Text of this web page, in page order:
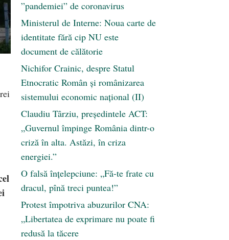
”pandemiei” de coronavirus
Ministerul de Interne: Noua carte de
identitate fără cip NU este
document de călătorie
Nichifor Crainic, despre Statul
Etnocratic Român şi românizarea
sistemului economic naţional (II)
Claudiu Târziu, președintele ACT:
„Guvernul împinge România dintr-o
criză în alta. Astăzi, în criza
energiei.”
O falsă înțelepciune: „Fă-te frate cu
dracul, pînă treci puntea!”
Protest împotriva abuzurilor CNA:
„Libertatea de exprimare nu poate fi
redusă la tăcere